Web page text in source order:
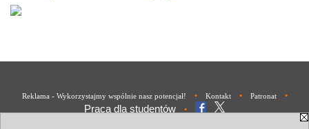
Reklama - Wykorzystajmy wspólnie nasz potencjał! • Kontakt • Patronat •
Praca dla studentów •